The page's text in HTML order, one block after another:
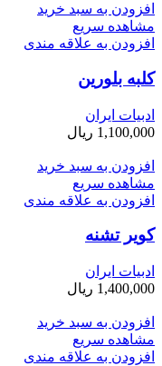
افزودن به سبد خرید
مشاهده سریع
افزودن به علاقه مندی
کلبه بلورین
ادبیات ایران
1,100,000 ریال
افزودن به سبد خرید
مشاهده سریع
افزودن به علاقه مندی
کویر تشنه
ادبیات ایران
1,400,000 ریال
افزودن به سبد خرید
مشاهده سریع
افزودن به علاقه مندی